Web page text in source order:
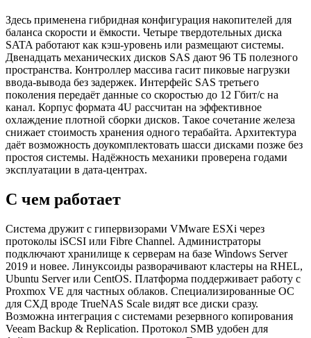
Здесь применена гибридная конфигурация накопителей для
баланса скорости и ёмкости. Четыре твердотельных диска
SATA работают как кэш-уровень или размещают системы.
Двенадцать механических дисков SAS дают 96 ТБ полезного
пространства. Контроллер массива гасит пиковые нагрузки
ввода-вывода без задержек. Интерфейс SAS третьего
поколения передаёт данные со скоростью до 12 Гбит/с на
канал. Корпус формата 4U рассчитан на эффективное
охлаждение плотной сборки дисков. Такое сочетание железа
снижает стоимость хранения одного терабайта. Архитектура
даёт возможность доукомплектовать шасси дисками позже без
простоя системы. Надёжность механики проверена годами
эксплуатации в дата-центрах.
С чем работает
Система дружит с гипервизорами VMware ESXi через
протоколы iSCSI или Fibre Channel. Администраторы
подключают хранилище к серверам на базе Windows Server
2019 и новее. Линуксоиды разворачивают кластеры на RHEL,
Ubuntu Server или CentOS. Платформа поддерживает работу с
Proxmox VE для частных облаков. Специализированные ОС
для СХД вроде TrueNAS Scale видят все диски сразу.
Возможна интеграция с системами резервного копирования
Veeam Backup & Replication. Протокол SMB удобен для